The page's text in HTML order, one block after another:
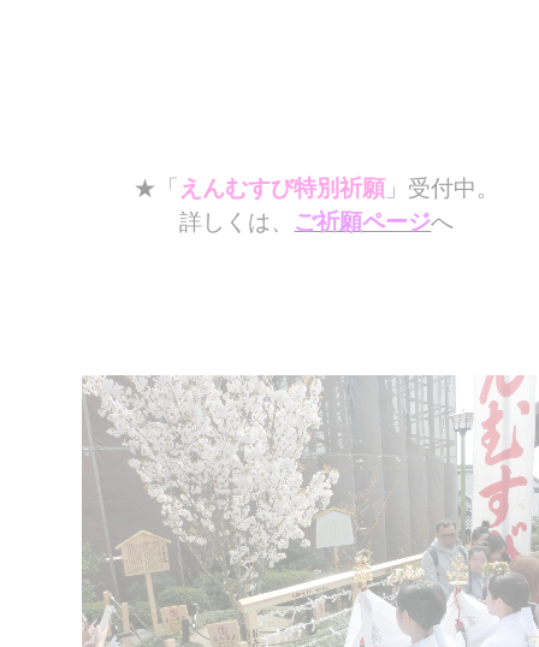
★「 えんむすび特別祈願 」受付中。
詳しくは、 ご祈願ページへ